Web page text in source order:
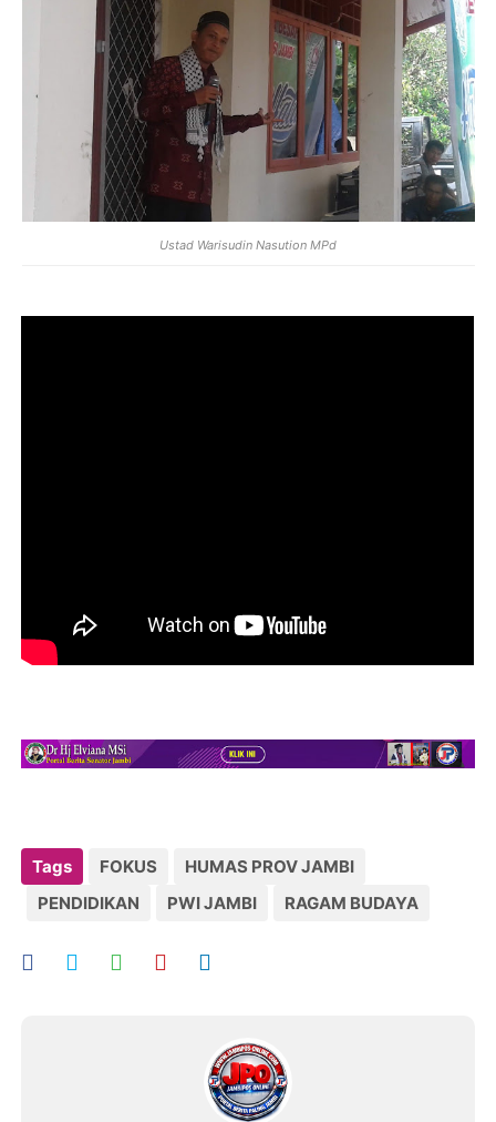
Ustad Warisudin Nasution MPd
Tags FOKUS
HUMAS PROV JAMBI
PENDIDIKAN
PWI JAMBI RAGAM BUDAYA